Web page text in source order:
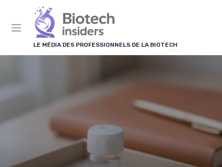
LE MÉDIA DES PROFESSIONNELS DE LA BIOTECH
Panneau de gestion des cookies